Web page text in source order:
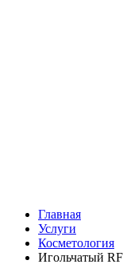
Главная
Услуги
Косметология
Игольчатый